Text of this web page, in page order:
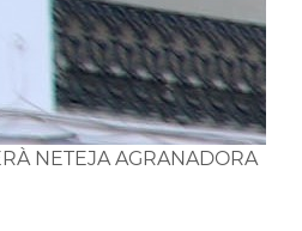
NETEJA AGRANADORA